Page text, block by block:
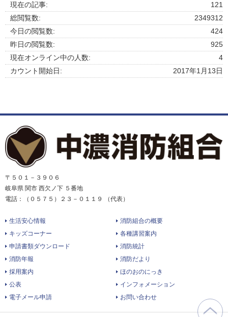
121
現在の記事:
2349312
総閲覧数:
424
今日の閲覧数:
925
昨日の閲覧数:
4
現在オンライン中の人数:
2017年1月13日
カウント開始日:
〒５０１－３９０６
岐阜県 関市 西欠ノ下 ５番地
電話：（０５７５）２３－０１１９ （代表）
生活安心情報
消防組合の概要
キッズコーナー
各種講習案内
申請書類ダウンロード
消防統計
消防年報
消防だより
採用案内
ほのおのにっき
公表
インフォメーション
電子メール申請
お問い合わせ